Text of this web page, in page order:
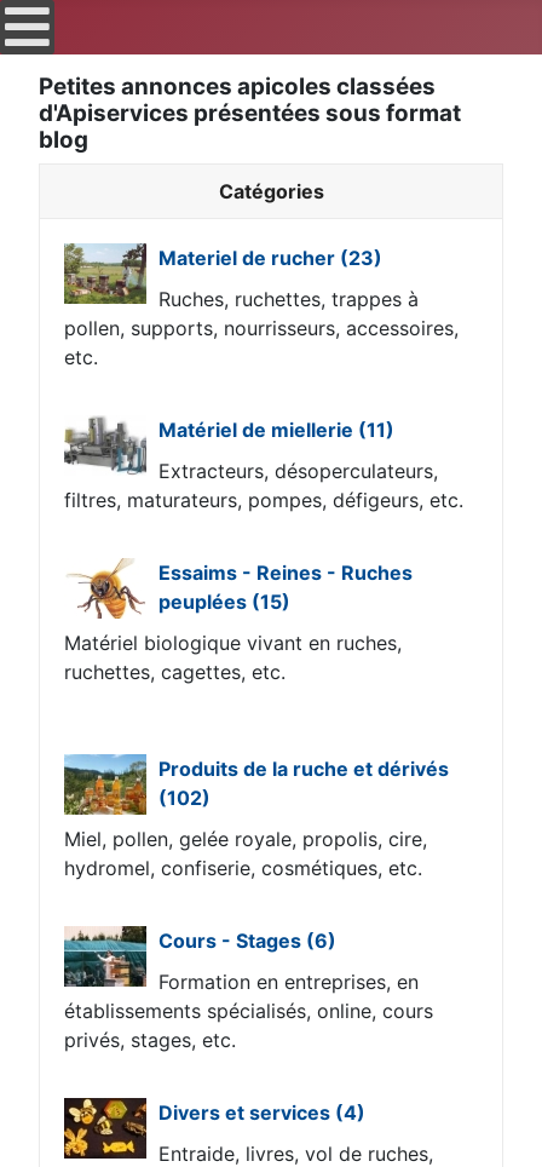
Petites annonces apicoles classées
d'Apiservices présentées sous format
blog
Catégories
Materiel de rucher (23)
Ruches, ruchettes, trappes à
pollen, supports, nourrisseurs, accessoires,
etc.
Matériel de miellerie (11)
Extracteurs, désoperculateurs,
filtres, maturateurs, pompes, défigeurs, etc.
Essaims - Reines - Ruches
peuplées (15)
Matériel biologique vivant en ruches,
ruchettes, cagettes, etc.
Produits de la ruche et dérivés
(102)
Miel, pollen, gelée royale, propolis, cire,
hydromel, confiserie, cosmétiques, etc.
Cours - Stages (6)
Formation en entreprises, en
établissements spécialisés, online, cours
privés, stages, etc.
Divers et services (4)
Entraide, livres, vol de ruches,